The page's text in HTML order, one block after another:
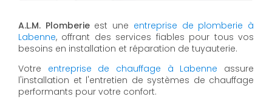
A.L.M. Plomberieest une entreprise de plomberie à
Labenne, offrant des services fiables pour tous vos
besoins en installation et réparation de tuyauterie.
Votre entreprise de chauffage à Labenne assure
l'installation et l'entretien de systèmes de chauffage
performants pour votre confort.